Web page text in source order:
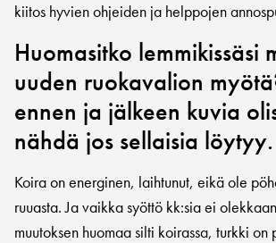
kiitos hyvien ohjeiden ja helppojen
Huomasitko lemmikissäsi
uuden ruokavalion
ennen ja jälkeen kuvia
nähdä jos sellaisia löytyy.
Koira on energinen, laihtunut, eikä ole
ruuasta. Ja vaikka syöttö kk:sia ei
muutoksen huomaa silti koirassa, turkki on